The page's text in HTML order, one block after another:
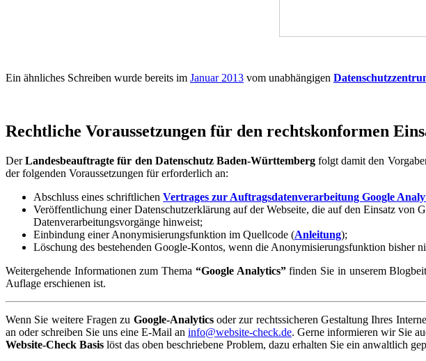
Ein ähnliches Schreiben wurde bereits im Januar 2013 vom unabhängigen
Rechtliche Voraussetzungen für den rechtskonformen
DerLandesbeauftragte für den Datenschutz Baden-Württembergfolgt damit den
der folgenden Voraussetzungen für erforderlich an:
Abschluss eines schriftlichen Vertrages zur Auftragsdatenverarbeitung Google
Veröffentlichung einer Datenschutzerklärung auf der Webseite, die auf den Einsatz
Datenverarbeitungsvorgänge hinweist;
Einbindung einer Anonymisierungsfunktion im Quellcode (Anleitung);
Löschung des bestehenden Google-Kontos, wenn die Anonymisierungsfunktion bisher
Weitergehende Informationen zum Thema “Google Analytics”finden Sie in unserem
Auflage erschienen ist.
Wenn Sie weitere Fragen zu Google-Analyticsoder zur rechtssicheren Gestaltung Ihres
an oder schreiben Sie uns eine E-Mail an info@website-check.de. Gerne informieren wir Sie
Website-Check Basis löst das oben beschriebene Problem, dazu erhalten Sie ein anwaltlich